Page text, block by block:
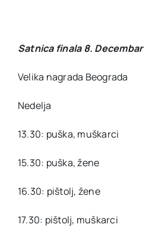
Satnica finala 8. Decembar
Velika nagrada Beograda
Nedelja
13.30: puška, muškarci
15.30: puška, žene
16.30: pištolj, žene
17.30: pištolj, muškarci